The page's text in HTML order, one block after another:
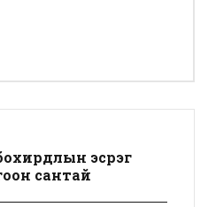
эсрэг
сантай